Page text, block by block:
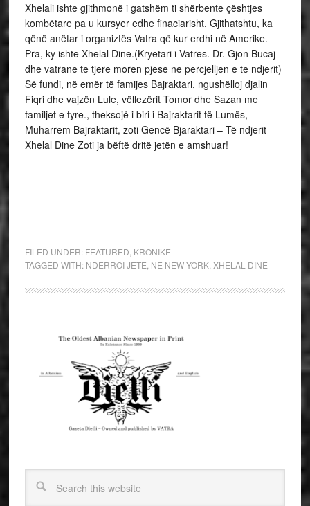
Xhelali ishte gjithmonë i gatshëm ti shërbente çështjes
kombëtare pa u kursyer edhe finaciarisht. Gjithatshtu, ka
qënë anëtar i organiztës Vatra që kur erdhi në Amerike.
Pra, ky ishte Xhelal Dine.(Kryetari i Vatres. Dr. Gjon Bucaj
dhe vatrane te tjere moren pjese ne percjelljen e te ndjerit)
Së fundi, në emër të famijes Bajraktari, ngushëlloj djalin
Fiqri dhe vajzën Lule, vëllezërit Tomor dhe Sazan me
familjet e tyre., theksojë i biri i Bajraktarit të Lumës,
Muharrem Bajraktarit, zoti Gencë Bjaraktari – Të ndjerit
Xhelal Dine Zoti ja bëftë dritë jetën e amshuar!
FILED UNDER: FEATURED KRONIKE
TAGGED WITH: NDERROI JETE NE NEW YORK, XHELAL DINE